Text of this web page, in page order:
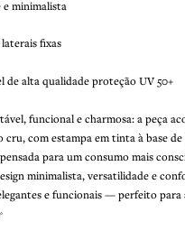
e minimalista
fixas
de alta qualidade proteção UV 50+
funcional e charmosa: a peça
cru, com estampa em tinta à base
para um consumo mais
minimalista, versatilidade e
e funcionais — perfeito para